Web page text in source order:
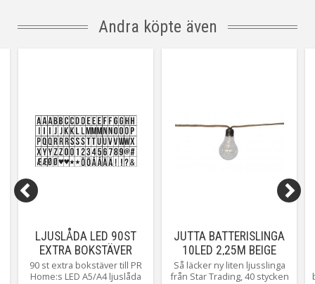
att den ska lysa. AA batterier
Andra köpte även
LJUSLÅDA LED 90ST
EXTRA BOKSTÄVER
A5/A4 VIT/SVART VIT
90 st extra bokstäver till PR
Home:s LED A5/A4 ljuslåda
JUTTA BATTERISLINGA
10LED 2,25M BEIGE
Så läcker ny liten ljusslinga
från Star Trading, 40 stycken